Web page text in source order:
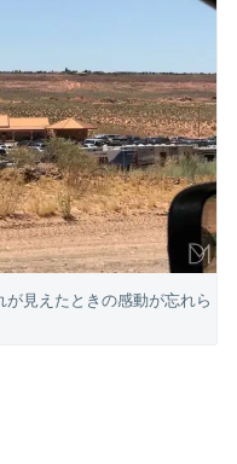
見えたときの感動が忘れら